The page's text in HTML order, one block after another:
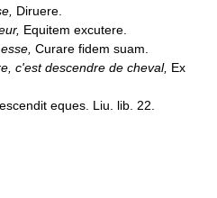
Diruere.
Equitem excutere.
Curare fidem suam.
c'est descendre de cheval, Ex
eques. Liu. lib. 22.